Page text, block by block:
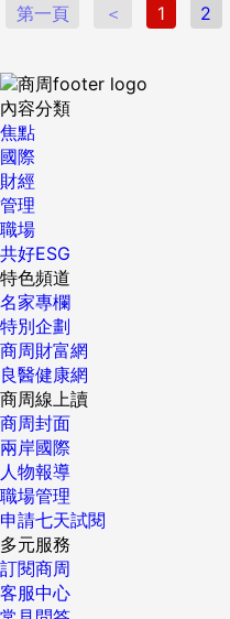
第一頁 ＜ 1 2
內容分類
焦點
國際
財經
管理
職場
共好ESG
特色頻道
名家專欄
特別企劃
商周財富網
良醫健康網
商周線上讀
商周封面
兩岸國際
人物報導
職場管理
申請七天試閱
多元服務
訂閱商周
客服中心